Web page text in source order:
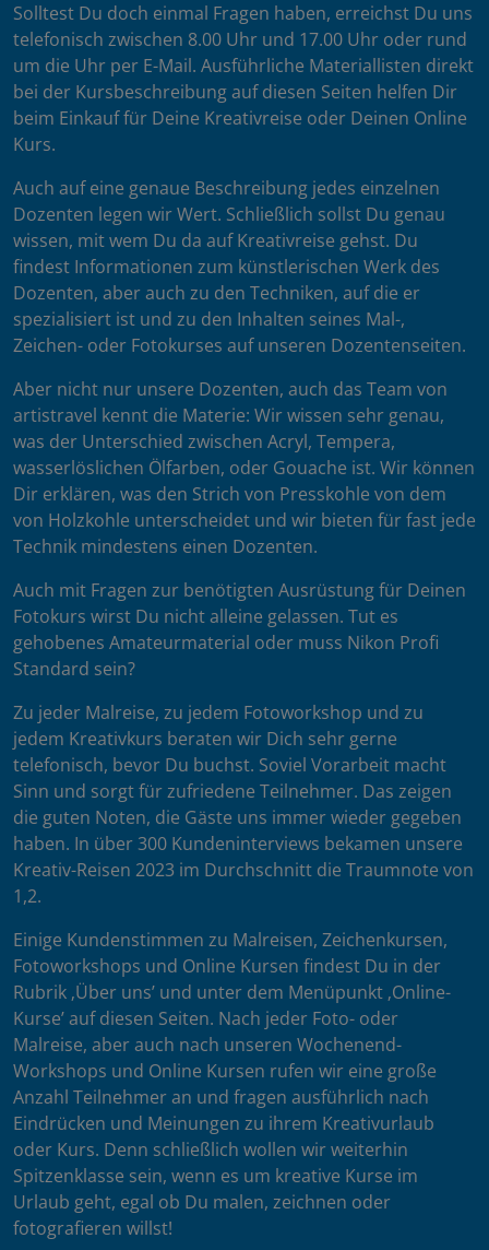
Solltest Du doch einmal Fragen haben, erreichst Du uns
telefonisch zwischen 8.00 Uhr und 17.00 Uhr oder rund
um die Uhr per E-Mail. Ausführliche Materiallisten direkt
bei der Kursbeschreibung auf diesen Seiten helfen Dir
beim Einkauf für Deine Kreativreise oder Deinen Online
Kurs.
Auch auf eine genaue Beschreibung jedes einzelnen
Dozenten legen wir Wert. Schließlich sollst Du genau
wissen, mit wem Du da auf Kreativreise gehst. Du
findest Informationen zum künstlerischen Werk des
Dozenten, aber auch zu den Techniken, auf die er
spezialisiert ist und zu den Inhalten seines Mal-,
Zeichen- oder Fotokurses auf unseren Dozentenseiten.
Aber nicht nur unsere Dozenten, auch das Team von
artistravel kennt die Materie: Wir wissen sehr genau,
was der Unterschied zwischen Acryl, Tempera,
wasserlöslichen Ölfarben, oder Gouache ist. Wir können
Dir erklären, was den Strich von Presskohle von dem
von Holzkohle unterscheidet und wir bieten für fast jede
Technik mindestens einen Dozenten.
Auch mit Fragen zur benötigten Ausrüstung für Deinen
Fotokurs wirst Du nicht alleine gelassen. Tut es
gehobenes Amateurmaterial oder muss Nikon Profi
Standard sein?
Zu jeder Malreise, zu jedem Fotoworkshop und zu
jedem Kreativkurs beraten wir Dich sehr gerne
telefonisch, bevor Du buchst. Soviel Vorarbeit macht
Sinn und sorgt für zufriedene Teilnehmer. Das zeigen
die guten Noten, die Gäste uns immer wieder gegeben
haben. In über 300 Kundeninterviews bekamen unsere
Kreativ-Reisen 2023 im Durchschnitt die Traumnote von
1,2.
Einige Kundenstimmen zu Malreisen, Zeichenkursen,
Fotoworkshops und Online Kursen findest Du in der
Rubrik ‚Über uns’ und unter dem Menüpunkt ‚Online-
Kurse’ auf diesen Seiten. Nach jeder Foto- oder
Malreise, aber auch nach unseren Wochenend-
Workshops und Online Kursen rufen wir eine große
Anzahl Teilnehmer an und fragen ausführlich nach
Eindrücken und Meinungen zu ihrem Kreativurlaub
oder Kurs. Denn schließlich wollen wir weiterhin
Spitzenklasse sein, wenn es um kreative Kurse im
Urlaub geht, egal ob Du malen, zeichnen oder
fotografieren willst!